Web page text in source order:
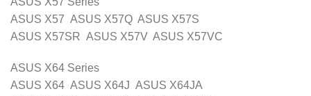
ASUS X57 ASUS X57Q ASUS X57S
ASUS X57SR ASUS X57V ASUS X57VC
ASUS X64 Series
ASUS X64 ASUS X64J ASUS X64JA